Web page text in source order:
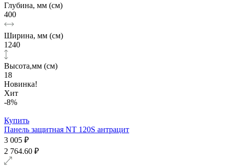
Глубина, мм (см)
400
Ширина, мм (см)
1240
Высота,мм (см)
18
Новинка!
Хит
-8%
Купить
Панель защитная NT 120S антрацит
3 005 ₽
2 764.60 ₽